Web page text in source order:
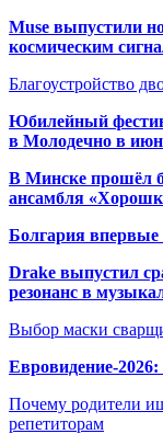
Muse выпустили
космическим
Благоустройство
Юбилейный
в Молодечно в
В Минске прошёл
ансамбля
Болгария впервые
Drake выпустил
резонанс в
Выбор маски
Евровидение-
Почему родители
репетиторам